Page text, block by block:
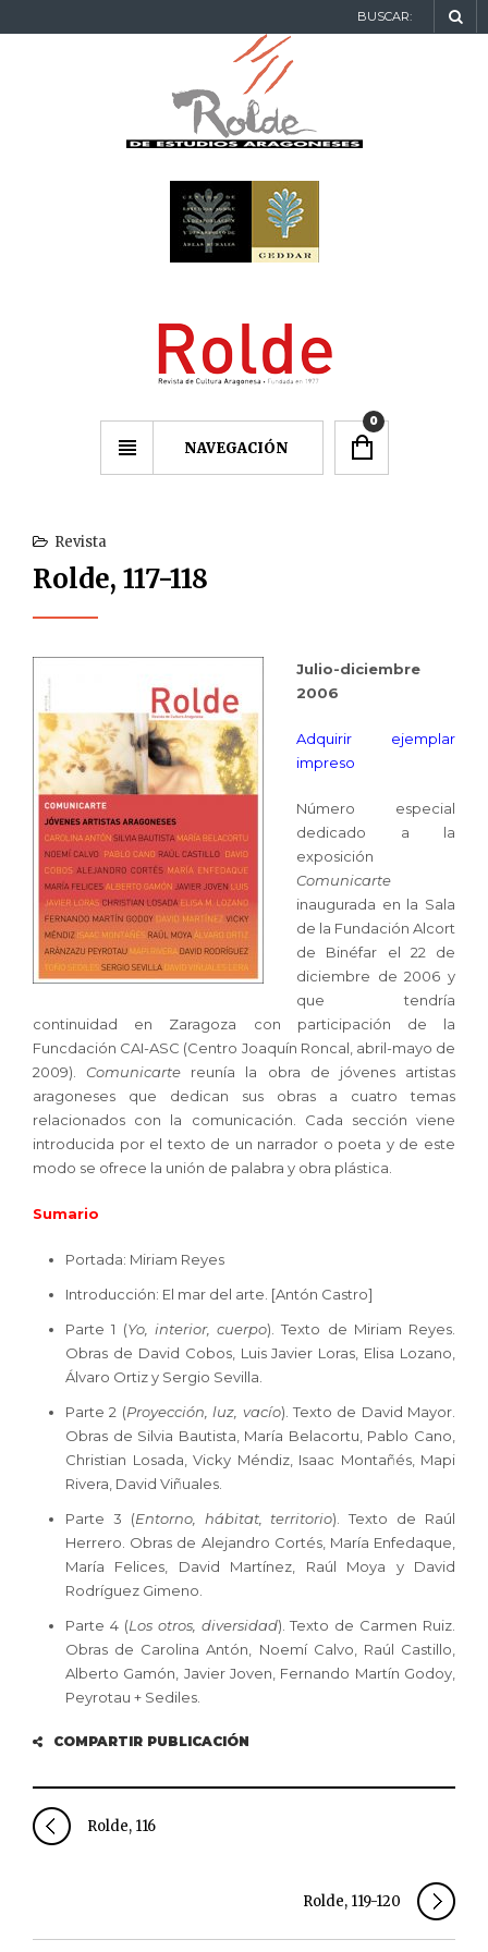
BUSCAR:
NAVEGACIÓN
0
Revista
Rolde, 117-118
Julio-diciembre
2006
Adquirir ejemplar
impreso
Número especial
dedicado a la
exposición
Comunicarte
inaugurada en la Sala
de la Fundación Alcort
de Binéfar el 22 de
diciembre de 2006 y
que tendría
continuidad en Zaragoza con participación de la
Funcdación CAI-ASC (Centro Joaquín Roncal, abril-mayo de
2009).Comunicarte reunía la obra de jóvenes artistas
aragoneses que dedican sus obras a cuatro temas
relacionados con la comunicación. Cada sección viene
introducida por el texto de un narrador o poeta y de este
modo se ofrece la unión de palabra y obra plástica.
Sumario
Portada: Miriam Reyes
Introducción: El mar del arte. [Antón Castro]
Parte 1 (Yo, interior, cuerpo). Texto de Miriam Reyes.
Obras de David Cobos, Luis Javier Loras, Elisa Lozano,
Álvaro Ortiz y Sergio Sevilla.
Parte 2 (Proyección, luz, vacío). Texto de David Mayor.
Obras de Silvia Bautista, María Belacortu, Pablo Cano,
Christian Losada, Vicky Méndiz, Isaac Montañés, Mapi
Rivera, David Viñuales.
Parte 3 (Entorno, hábitat, territorio). Texto de Raúl
Herrero. Obras de Alejandro Cortés, María Enfedaque,
María Felices, David Martínez, Raúl Moya y David
Rodríguez Gimeno.
Parte 4 (Los otros, diversidad). Texto de Carmen Ruiz.
Obras de Carolina Antón, Noemí Calvo, Raúl Castillo,
Alberto Gamón, Javier Joven, Fernando Martín Godoy,
Peyrotau + Sediles.
COMPARTIR PUBLICACIÓN
Rolde, 116
Rolde, 119-120